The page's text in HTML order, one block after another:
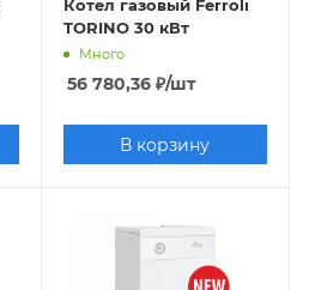
Котел газовый Ferroli
TORINO 30 кВт
Много
56 780,36₽/шт
В корзину